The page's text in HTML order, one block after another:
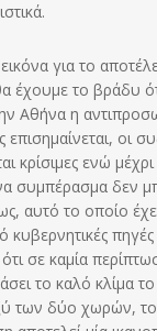
για το
έχουμε το βράδυ
Αθήνα η
οι
κρίσιμες ενώ
συμπέρασμα δεν
αυτό το οποίο
πηγές
ότι σε καμία
το καλό κλίμα
των δύο χωρών,